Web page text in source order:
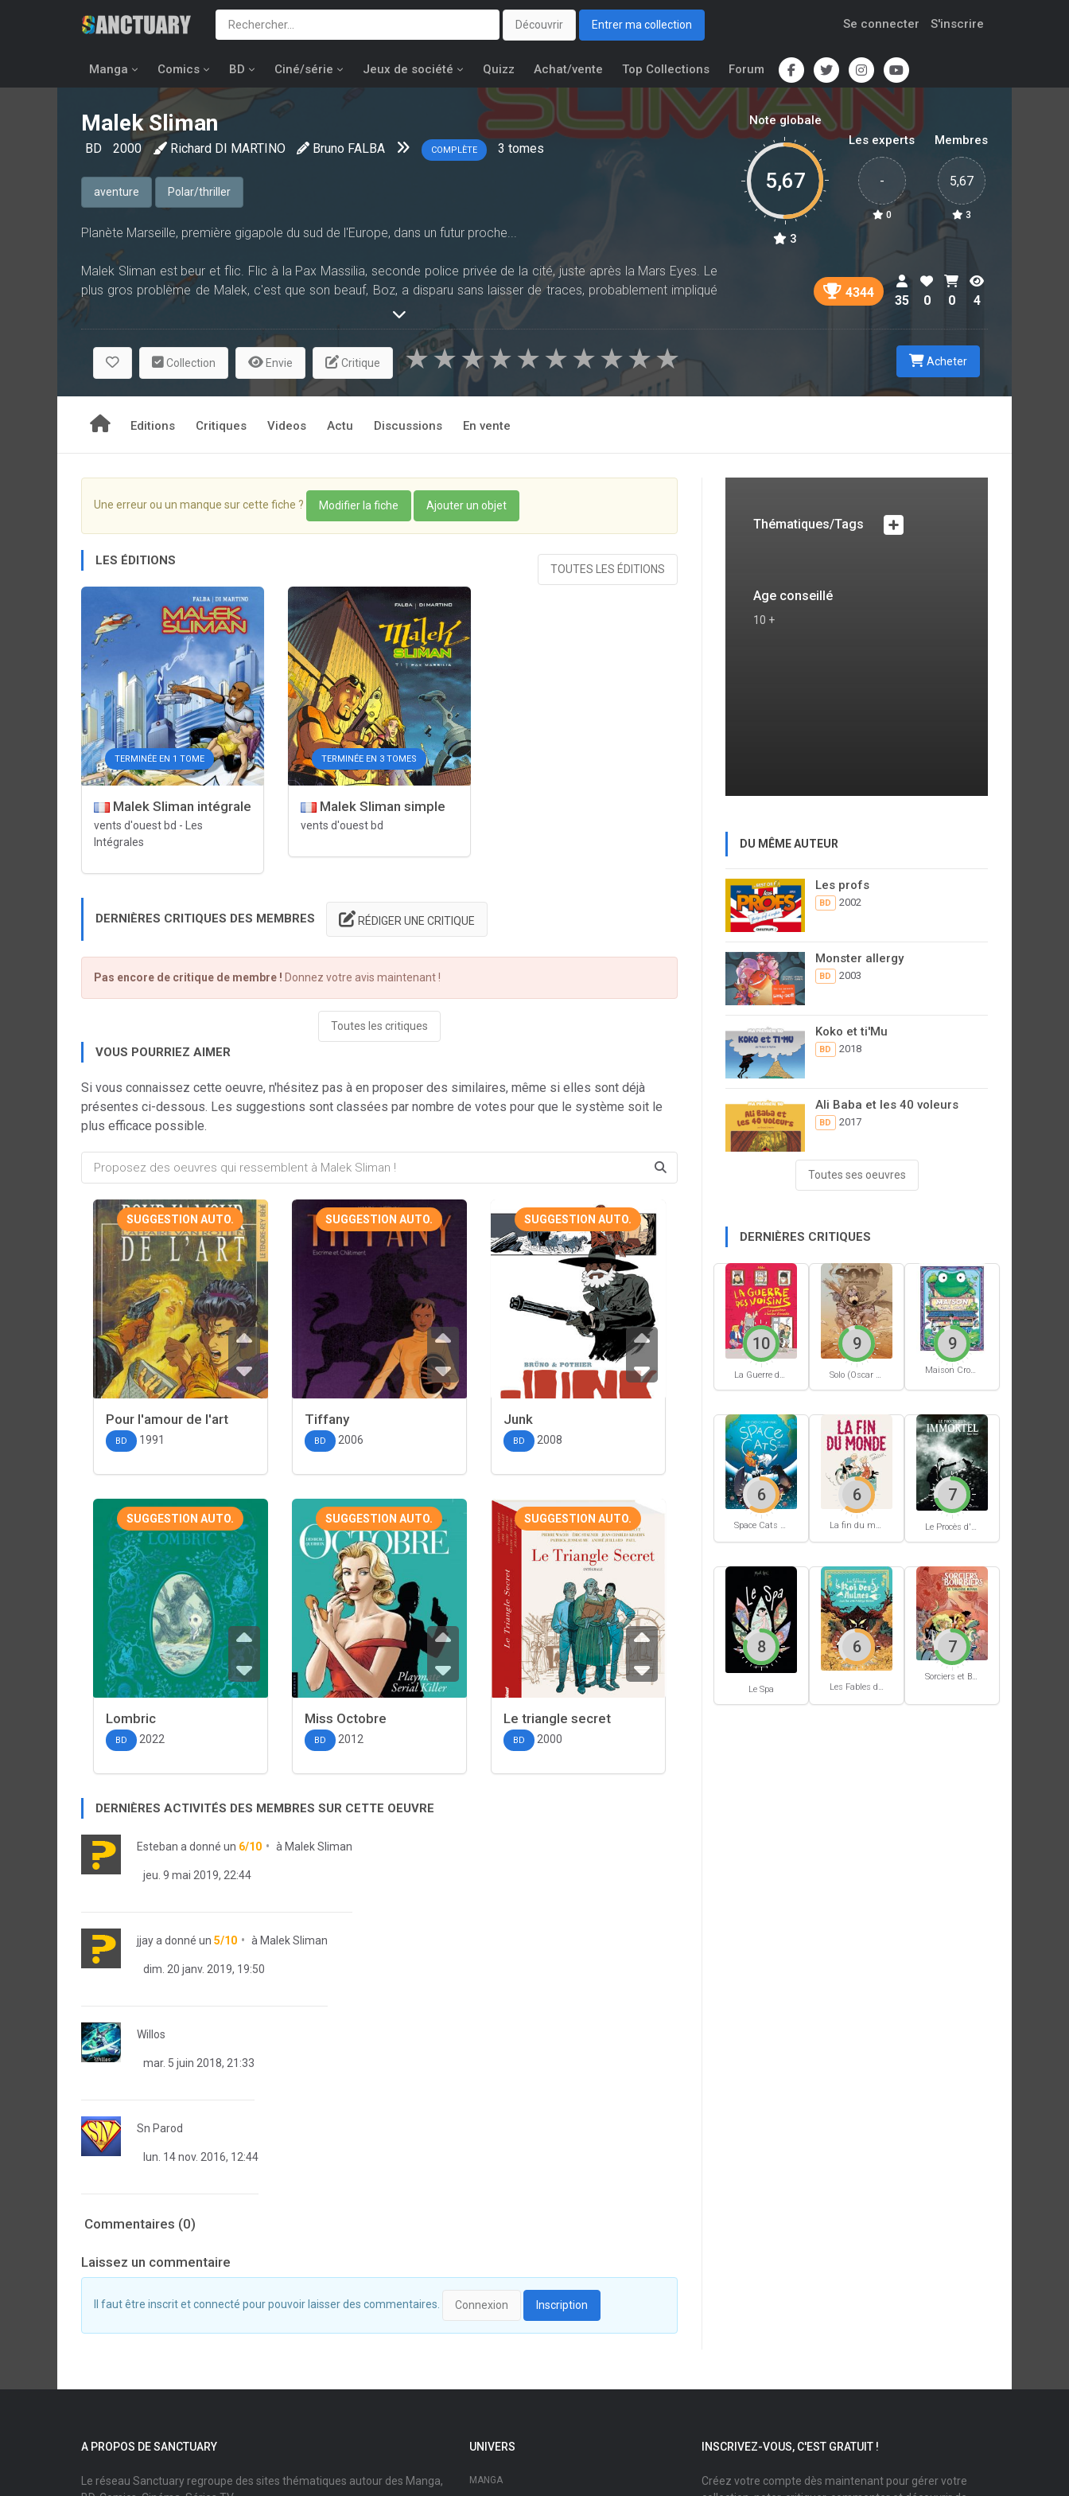
Découvrir Entrer ma collection Se connecter S'inscrire
Manga Comics BD Ciné/série Jeux de société Quizz Achat/vente Top Collections Forum
Malek Sliman
BD 2000 Richard DI MARTINO Bruno FALBA COMPLÈTE 3 tomes
aventure Polar/thriller
Planète Marseille, première gigapole du sud de l'Europe, dans un futur proche...
Malek Sliman est beur et flic. Flic à la Pax Massilia, seconde police privée de la cité, juste après la Mars Eyes. Le
plus gros problème de Malek, c'est que son beauf, Boz, a disparu sans laisser de traces, probablement impliqué
dans une affaire chelou. Sliman, qui est alors chargé d'enquêter sur un trafic d'organes de clones, se voit confier la
sécurité de la tribune présidentielle du stade " Zidane ", lors d'un match important. Il doit gérer les débordements
des supporters échauffés parallèlement à ses différentes enquêtes, concurrencé par la Mars Eyes qui elle aussi
souhaite fourrer son nez dans les agissements peu clairs de la mafia locale.
Note globale
5,67
3
Les experts
-
0
Membres
5,67
3
4344
35 0 0 4
Collection Envie Critique ★
★
★
★
★
★
★
★
★
★ Acheter
Editions Critiques Videos Actu Discussions En vente
Une erreur ou un manque sur cette fiche ? Modifier la fiche Ajouter un objet
LES ÉDITIONS
TOUTES LES ÉDITIONS
TERMINÉE EN 1 TOME
Malek Sliman intégrale
vents d'ouest bd -
Les
Intégrales
TERMINÉE EN 3 TOMES
Malek Sliman simple
vents d'ouest bd
DERNIÈRES CRITIQUES DES MEMBRES RÉDIGER UNE CRITIQUE
Pas encore de critique de membre ! Donnez votre avis maintenant !
Toutes les critiques
VOUS POURRIEZ AIMER
Si vous connaissez cette oeuvre, n'hésitez pas à en proposer des similaires, même si elles sont déjà
présentes ci-dessous. Les suggestions sont classées par nombre de votes pour que le système soit le
plus efficace possible.
SUGGESTION AUTO.
Pour l'amour de l'art
BD 1991
SUGGESTION AUTO.
Tiffany
BD 2006
SUGGESTION AUTO.
Junk
BD 2008
SUGGESTION AUTO.
Lombric
BD 2022
SUGGESTION AUTO.
Miss Octobre
BD 2012
SUGGESTION AUTO.
Le triangle secret
BD 2000
DERNIÈRES ACTIVITÉS DES MEMBRES SUR CETTE OEUVRE
Esteban a donné un 6/10 à Malek Sliman
jeu. 9 mai 2019, 22:44
jjaya donné un 5/10 à Malek Sliman
dim. 20 janv. 2019, 19:50
Willos
mar. 5 juin 2018, 21:33
Sn Parod
lun. 14 nov. 2016, 12:44
Commentaires (0)
Laissez un commentaire
Il faut être inscrit et connecté pour pouvoir laisser des commentaires. Connexion Inscription
Thématiques/Tags
Age conseillé
10 +
DU MÊME AUTEUR
Les profs
BD 2002
Monster allergy
BD 2003
Koko et ti'Mu
BD 2018
Ali Baba et les 40 voleurs
BD 2017
Toutes ses oeuvres
DERNIÈRES CRITIQUES
La Guerre des voisins
10
Solo (Oscar Martin) #1
9
Maison Croâ Croâ
9
Space Cats #1
6
La fin du monde (Stanislas)
6 7
Le Spa
8
Les Fables du Roi des Aulnes
6
Sorciers et Bourbiers #1
7
A PROPOS DE SANCTUARY
Le réseau Sanctuary regroupe des sites thématiques autour des Manga,
UNIVERS
MANGA
INSCRIVEZ-VOUS, C'EST GRATUIT !
Créez votre compte dès maintenant pour gérer votre